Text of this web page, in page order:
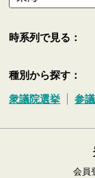
時系列で見る：
種別から探す：
衆議院選挙 参
会員